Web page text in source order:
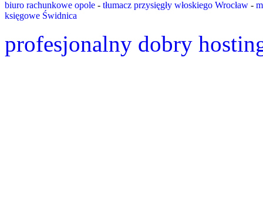
biuro rachunkowe opole - tłumacz przysięgły włoskiego Wrocław -
księgowe Świdnica
profesjonalny dobry